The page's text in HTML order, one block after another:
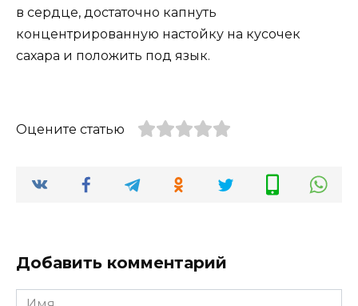
в сердце, достаточно капнуть
концентрированную настойку на кусочек
сахара и положить под язык.
Оцените статью
Добавить комментарий
Имя